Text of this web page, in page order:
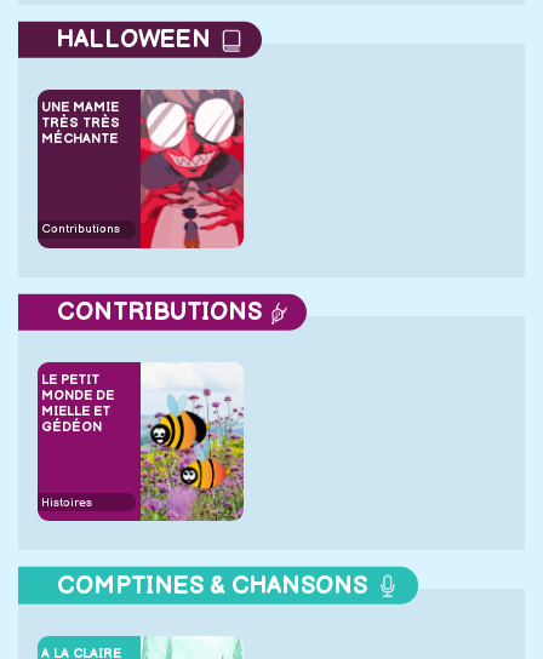
HALLOWEEN
UNE MAMIE
TRÈS TRÈS
MÉCHANTE
Contributions
CONTRIBUTIONS
LE PETIT
MONDE DE
MIELLE ET
GÉDÉON
Histoires
COMPTINES & CHANSONS
A LA CLAIRE